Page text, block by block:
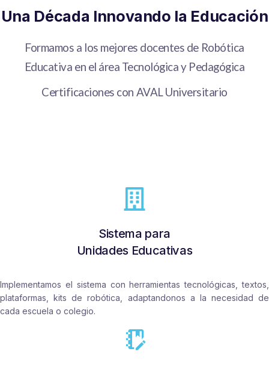
Una Década Innovando la Educación
Formamos a los mejores docentes de Robótica
Educativa en el área Tecnológica y Pedagógica
Certificaciones con AVAL Universitario
Sistema para
Unidades Educativas
Implementamos el sistema con herramientas tecnológicas, textos,
plataformas, kits de robótica, adaptandonos a la necesidad de
cada escuela o colegio.